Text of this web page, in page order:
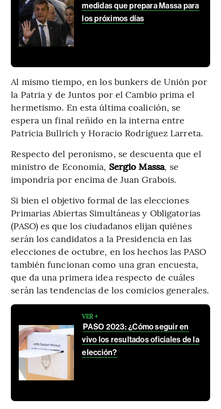
medidas que prepara Massa para
los próximos días
Al mismo tiempo, en los bunkers de Unión por
la Patria y de Juntos por el Cambio prima el
hermetismo. En esta última coalición, se
espera un final reñido en la interna entre
Patricia Bullrich y Horacio Rodríguez Larreta.
Respecto del peronismo, se descuenta que el
ministro de Economía, Sergio Massa, se
impondría por encima de Juan Grabois.
Si bien el objetivo formal de las elecciones
Primarias Abiertas Simultáneas y Obligatorias
(PASO) es que los ciudadanos elijan quiénes
serán los candidatos a la Presidencia en las
elecciones de octubre, en los hechos las PASO
también funcionan como una gran encuesta,
que da una primera idea respecto de cuáles
serán las tendencias de los comicios generales.
VER +
PASO 2023: ¿Cómo seguir en
vivo los resultados oficiales de la
elección?